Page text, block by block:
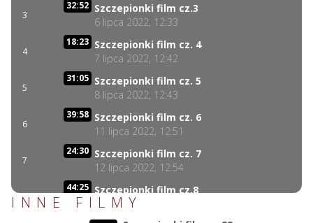
3
32:52 Szczepionki film cz.3
6 lipca 2022, 12:33
4
18:23 Szczepionki film cz. 4
7 lipca 2022, 12:42
5
31:05 Szczepionki film cz. 5
8 lipca 2022, 12:43
6
39:58 Szczepionki film cz. 6
11 lipca 2022, 12:51
7
24:30 Szczepionki film cz. 7
12 lipca 2022, 12:54
8
44:25 Szczepionki film cz.8
13 lipca 2022, 12:58
INNE FILMY